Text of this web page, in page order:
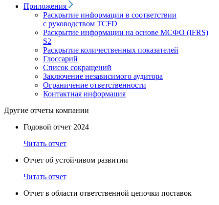
Приложения
Раскрытие информации в соответствии
с руководством TCFD
Раскрытие информации на основе МСФО (IFRS)
S2
Раскрытие количественных показателей
Глоссарий
Список сокращений
Заключение независимого аудитора
Ограничение ответственности
Контактная информация
Другие отчеты компании
Годовой отчет 2024
Читать отчет
Отчет об устойчивом развитии
Читать отчет
Отчет в области ответственной цепочки поставок